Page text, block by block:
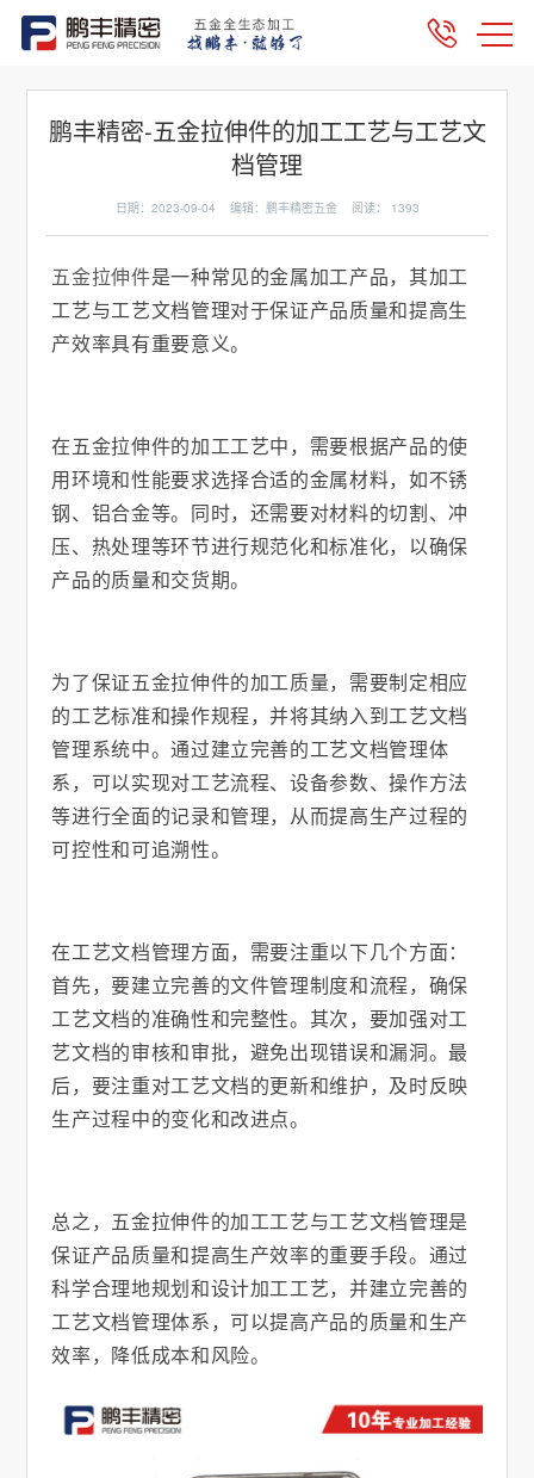
鹏丰精密-五金拉伸件的加工工艺与工艺文
档管理
日期：2023-09-04 编辑：鹏丰精密五金 阅读： 1393
五金拉伸件是一种常见的金属加工产品，其加工
工艺与工艺文档管理对于保证产品质量和提高生
产效率具有重要意义。
在五金拉伸件的加工工艺中，需要根据产品的使
用环境和性能要求选择合适的金属材料，如不锈
钢、铝合金等。同时，还需要对材料的切割、冲
压、热处理等环节进行规范化和标准化，以确保
产品的质量和交货期。
为了保证五金拉伸件的加工质量，需要制定相应
的工艺标准和操作规程，并将其纳入到工艺文档
管理系统中。通过建立完善的工艺文档管理体
系，可以实现对工艺流程、设备参数、操作方法
等进行全面的记录和管理，从而提高生产过程的
可控性和可追溯性。
在工艺文档管理方面，需要注重以下几个方面：
首先，要建立完善的文件管理制度和流程，确保
工艺文档的准确性和完整性。其次，要加强对工
艺文档的审核和审批，避免出现错误和漏洞。最
后，要注重对工艺文档的更新和维护，及时反映
生产过程中的变化和改进点。
总之，五金拉伸件的加工工艺与工艺文档管理是
保证产品质量和提高生产效率的重要手段。通过
科学合理地规划和设计加工工艺，并建立完善的
工艺文档管理体系，可以提高产品的质量和生产
效率，降低成本和风险。